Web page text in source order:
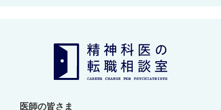
医師の皆さま